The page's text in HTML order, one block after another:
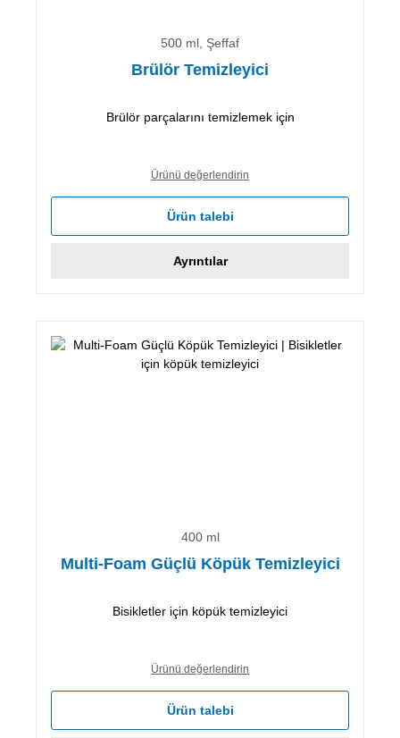
500 ml, Şeffaf
Brülör Temizleyici
Brülör parçalarını temizlemek için
Ürünü değerlendirin
Ürün talebi
Ayrıntılar
400 ml
Multi-Foam Güçlü Köpük Temizleyici
Bisikletler için köpük temizleyici
Ürünü değerlendirin
Ürün talebi